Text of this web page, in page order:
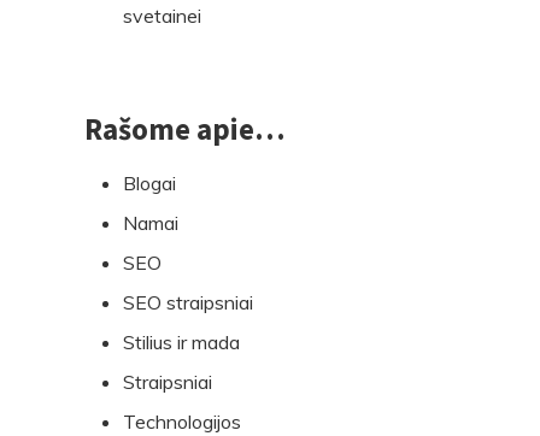
svetainei
Rašome apie…
Blogai
Namai
SEO
SEO straipsniai
Stilius ir mada
Straipsniai
Technologijos